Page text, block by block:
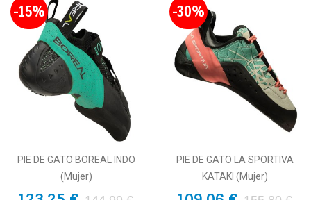
-15%
PIE DE GATO BOREAL INDO
(Mujer)
-30%
PIE DE GATO LA SPORTIVA
KATAKI (Mujer)